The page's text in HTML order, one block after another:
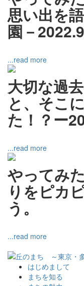
思い出を
園－
...read more
大切な過
と、そこ
た！？ー
...read more
やってみ
りをピカ
う。
...read more
はじめまして
まちを知る